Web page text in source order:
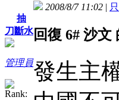
抽
刀斷水
管理員
2008/8/7 11:02 |
回復 6# 沙文
發生主